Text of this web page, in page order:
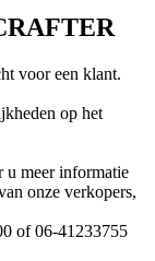
voor een klant.
op het
u meer informatie
onze verkopers,
of 06-41233755